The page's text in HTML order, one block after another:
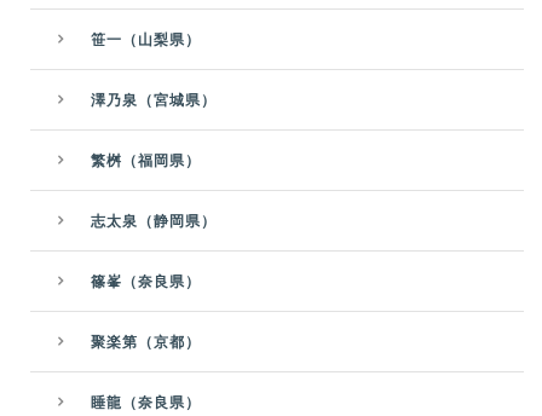
笹一（山梨県）
澤乃泉（宮城県）
繁桝（福岡県）
志太泉（静岡県）
篠峯（奈良県）
聚楽第（京都）
睡龍（奈良県）